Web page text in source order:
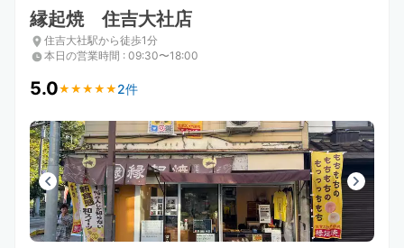
縁起焼 住吉大社店
住吉大社駅から徒歩1分
本日の営業時間 : 09:30〜18:00
5.0★ ★ ★ ★ ★
★ ★ ★ ★ ★ 2件